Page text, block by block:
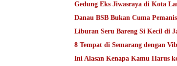
Gedung Eks Jiwasraya di Kota
Danau BSB Bukan Cuma
Liburan Seru Bareng Si Kecil di
8 Tempat di Semarang dengan
Ini Alasan Kenapa Kamu Harus